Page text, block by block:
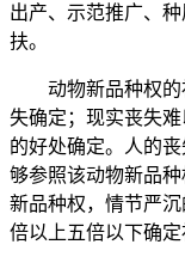
出产、示范推广、
扶。
动物新品种权的
失确定；现实丧失
的好处确定。人的
够参照该动物新品
新品种权，情节严
倍以上五倍以下确定